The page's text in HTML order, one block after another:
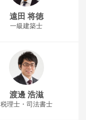
遠田 将徳
一級建築士
渡邊 浩滋
税理士・司法書士